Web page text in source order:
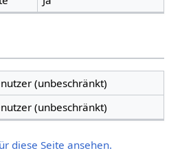
(unbeschränkt)
(unbeschränkt)
diese Seite ansehen.